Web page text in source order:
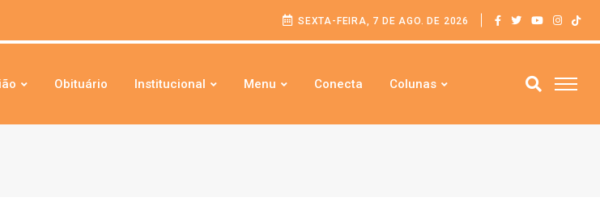
SEXTA-FEIRA, 7 DE AGO. DE 2026
Obituário Institucional Menu Conecta Colunas